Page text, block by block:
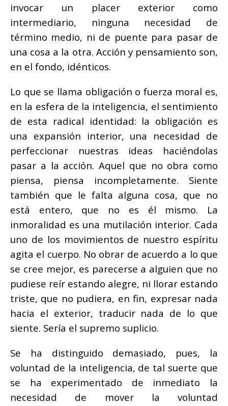
invocar un placer exterior como
intermediario, ninguna necesidad de
término medio, ni de puente para pasar de
una cosa a la otra. Acción y pensamiento son,
en el fondo, idénticos.
Lo que se llama obligación o fuerza moral es,
en la esfera de la inteligencia, el sentimiento
de esta radical identidad: la obligación es
una expansión interior, una necesidad de
perfeccionar nuestras ideas haciéndolas
pasar a la acción. Aquel que no obra como
piensa, piensa incompletamente. Siente
también que le falta alguna cosa, que no
está entero, que no es él mismo. La
inmoralidad es una mutilación interior. Cada
uno de los movimientos de nuestro espíritu
agita el cuerpo. No obrar de acuerdo a lo que
se cree mejor, es parecerse a alguien que no
pudiese reír estando alegre, ni llorar estando
triste, que no pudiera, en fin, expresar nada
hacia el exterior, traducir nada de lo que
siente. Sería el supremo suplicio.
Se ha distinguido demasiado, pues, la
voluntad de la inteligencia, de tal suerte que
se ha experimentado de inmediato la
necesidad de mover la voluntad